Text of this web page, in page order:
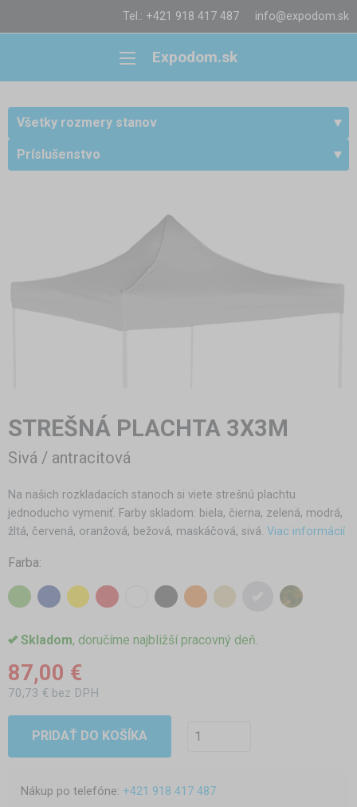
Tel.: +421 918 417 487 info@expodom.sk
Expodom.sk
Všetky rozmery stanov
Príslušenstvo
STREŠNÁ PLACHTA 3X3M
Sivá / antracitová
Na našich rozkladacích stanoch si viete strešnú plachtu
jednoducho vymeniť. Farby skladom: biela, čierna, zelená, modrá,
žltá, červená, oranžová, bežová, maskáčová, sivá. Viac informácií
Farba:
Skladom, doručíme najbližší pracovný deň.
87,00 €
70,73 € bez DPH
PRIDAŤ DO KOŠÍKA
Nákup po telefóne: +421 918 417 487